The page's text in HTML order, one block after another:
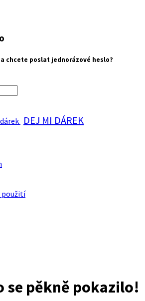
chcete poslat jednorázové heslo?
DEJ MI DÁREK
použití
se pěkně pokazilo!